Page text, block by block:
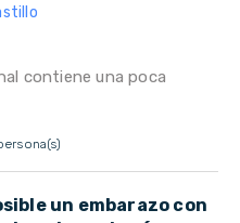
contiene una poca
un embarazo con